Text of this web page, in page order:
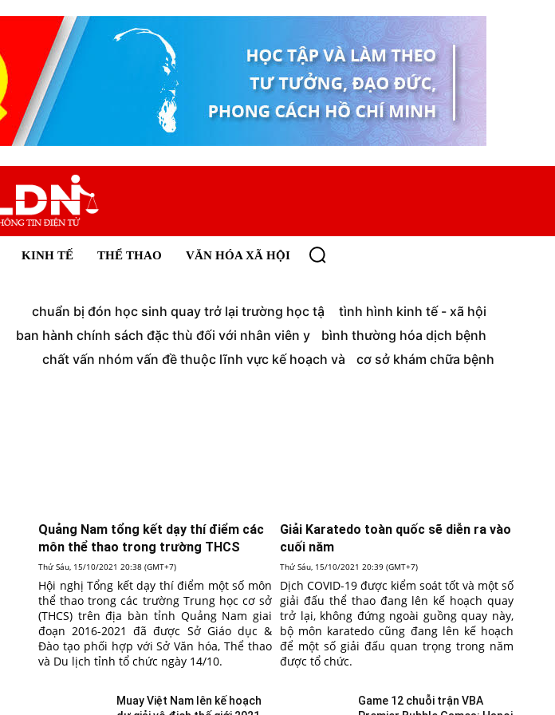
KINH TẾ THỂ THAO VĂN HÓA XÃ HỘI
chuẩn bị đón học sinh quay trở lại trường học tậ
tình hình kinh tế - xã hội
ban hành chính sách đặc thù đối với nhân viên y
bình thường hóa dịch bệnh
chất vấn nhóm vấn đề thuộc lĩnh vực kế hoạch và
cơ sở khám chữa bệnh
Quảng Nam tổng kết dạy thí điểm các
môn thể thao trong trường THCS
Thứ Sáu, 15/10/2021 20:38 (GMT+7)
Hội nghị Tổng kết dạy thí điểm một số môn
thể thao trong các trường Trung học cơ sở
(THCS) trên địa bàn tỉnh Quảng Nam giai
đoạn 2016-2021 đã được Sở Giáo dục &
Đào tạo phối hợp với Sở Văn hóa, Thể thao
và Du lịch tỉnh tổ chức ngày 14/10.
Giải Karatedo toàn quốc sẽ diễn ra vào
cuối năm
Thứ Sáu, 15/10/2021 20:39 (GMT+7)
Dịch COVID-19 được kiểm soát tốt và một số
giải đấu thể thao đang lên kế hoạch quay
trở lại, không đứng ngoài guồng quay này,
bộ môn karatedo cũng đang lên kế hoạch
để một số giải đấu quan trọng trong năm
được tổ chức.
Muay Việt Nam lên kế hoạch
Game 12 chuỗi trận VBA